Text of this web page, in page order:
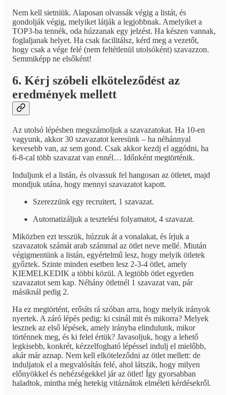
Nem kell sietniük. Alaposan olvassák végig a listát, és
gondolják végig, melyiket látják a legjobbnak. Amelyiket a
TOP3-ba tennék, oda húzzanak egy jelzést. Ha készen vannak,
foglaljanak helyet. Ha csak facilitálsz, kérd meg a vezetőt,
hogy csak a vége felé (nem feltétlenül utolsóként) szavazzon.
Semmiképp ne elsőként!
6. Kérj szóbeli elköteleződést az
eredmények mellett
Az utolsó lépésben megszámoljuk a szavazatokat. Ha 10-en
vagyunk, akkor 30 szavazatot keresünk – ha néhánnyal
kevesebb van, az sem gond. Csak akkor kezdj el aggódni, ha
6-8-cal több szavazat van ennél… Időnként megtörténik.
Induljunk el a listán, és olvassuk fel hangosan az ötletet, majd
mondjuk utána, hogy mennyi szavazatot kapott.
Szerezzünk egy recruitert, 1 szavazat.
Automatizáljuk a tesztelési folyamatot, 4 szavazat.
Miközben ezt tesszük, húzzuk át a vonalakat, és írjuk a
szavazatok számát arab számmal az ötlet neve mellé. Miután
végigmentünk a listán, egyértelmű lesz, hogy melyik ötletek
győztek. Szinte minden esetben lesz 2-3-4 ötlet, amely
KIEMELKEDIK a többi közül. A legtöbb ötlet egyetlen
szavazatot sem kap. Néhány ötletnél 1 szavazat van, pár
másiknál pedig 2.
Ha ez megtörtént, erősíts rá szóban arra, hogy melyik irányok
nyertek. A záró lépés pedig: ki csinál mit és mikorra? Melyek
lesznek az első lépések, amely irányba elindulunk, mikor
történnek meg, és ki felel értük? Javasoljuk, hogy a lehető
legkisebb, konkrét, kézzelfogható lépéssel indulj el mielőbb,
akár már aznap. Nem kell elköteleződni az ötlet mellett: de
induljatok el a megvalósítás felé, ahol látszik, hogy milyen
előnyökkel és nehézségekkel jár az ötlet! Így gyorsabban
haladtok, mintha még hetekig vitáznátok elméleti kérdésekről.